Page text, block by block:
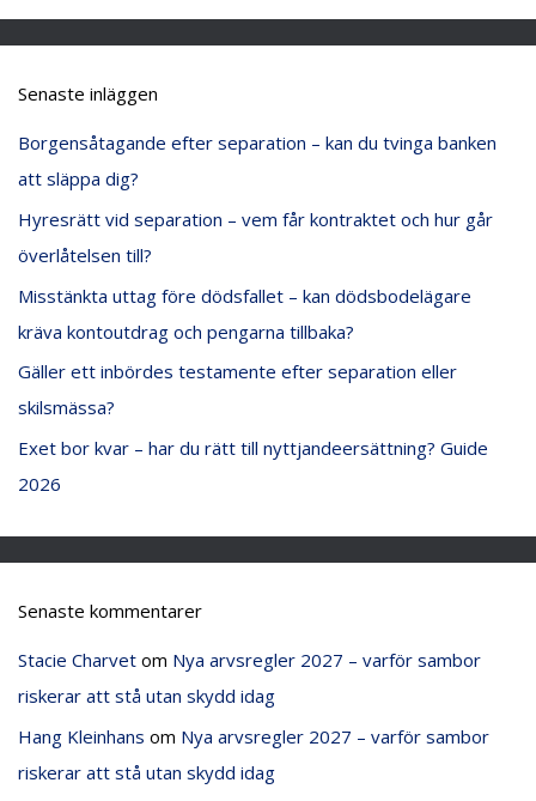
t
e
r
:
Senaste inläggen
Borgensåtagande efter separation – kan du tvinga banken
att släppa dig?
Hyresrätt vid separation – vem får kontraktet och hur går
överlåtelsen till?
Misstänkta uttag före dödsfallet – kan dödsbodelägare
kräva kontoutdrag och pengarna tillbaka?
Gäller ett inbördes testamente efter separation eller
skilsmässa?
Exet bor kvar – har du rätt till nyttjandeersättning? Guide
2026
Senaste kommentarer
Stacie Charvetom Nya arvsregler 2027 – varför sambor
riskerar att stå utan skydd idag
Hang Kleinhans om Nya arvsregler 2027 – varför sambor
riskerar att stå utan skydd idag